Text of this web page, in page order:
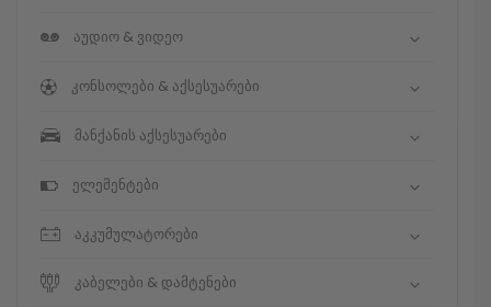
აუდიო & ვიდეო
კონსოლები & აქსესუარები
მანქანის აქსესუარები
ელემენტები
აკკუმულატორები
კაბელები & დამტენები